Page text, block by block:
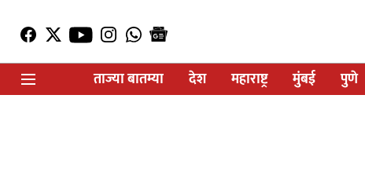
ताज्या बातम्या
देश महाराष्ट्र मुंबई पुणे